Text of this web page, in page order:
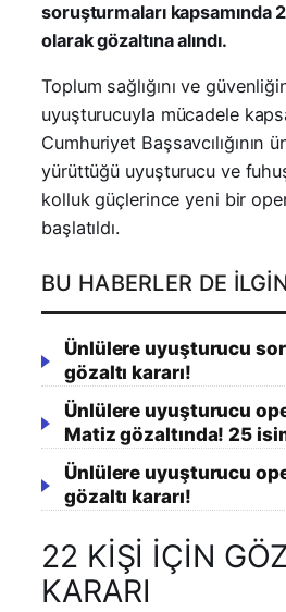
soruşturmaları kapsamında
olarak gözaltına alındı.
Toplum sağlığını ve
uyuşturucuyla mücadele
Cumhuriyet Başsavcılığının
yürüttüğü uyuşturucu ve
kolluk güçlerince yeni bir
başlatıldı.
BU HABERLER DE
Ünlülere uyuşturucu
gözaltı kararı!
Ünlülere uyuşturucu
Matiz gözaltında! 25
Ünlülere uyuşturucu
gözaltı kararı!
22 KİŞİ İÇİN
KARARI